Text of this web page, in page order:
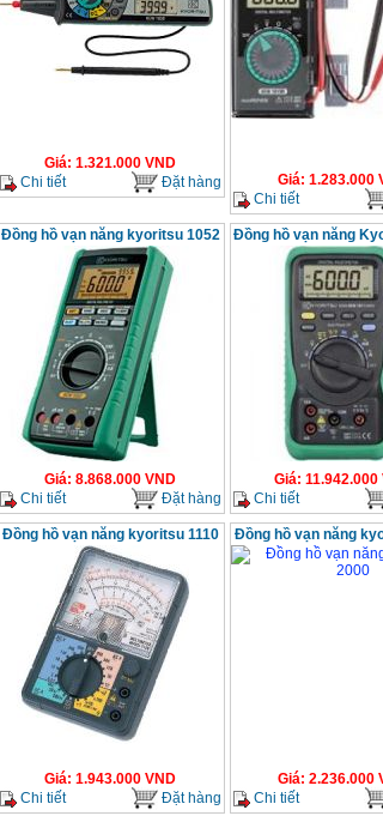
Giá: 1.321.000 VND
Chi tiết
Đặt hàng Giá: 1.283.000
Chi tiết
Đồng hồ vạn năng kyoritsu 1052
Giá: 8.868.000 VND
Chi tiết
Đặt hàng
Đồng hồ vạn năng
Giá: 11.942.000
Chi tiết
Đồng hồ vạn năng kyoritsu 1110
Giá: 1.943.000 VND
Chi tiết
Đặt hàng
Đồng hồ vạn năng
Giá: 2.236.000
Chi tiết